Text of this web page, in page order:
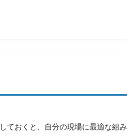
ておくと、自分の現場に最適な組み